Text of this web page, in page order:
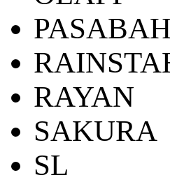
RAYAN
SAKURA
SL